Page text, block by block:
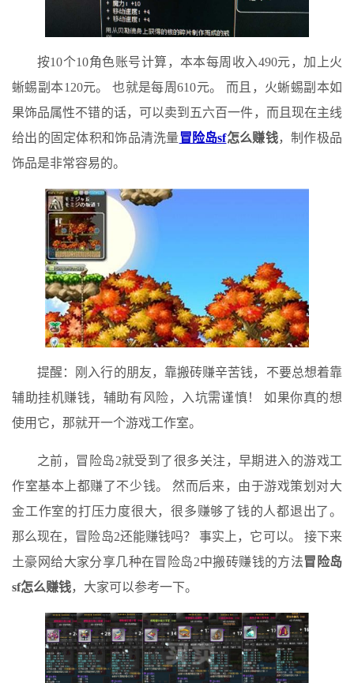
按10个10角色账号计算，本本每周收入490元，加上火
蜥蜴副本120元。 也就是每周610元。 而且，火蜥蜴副本如
果饰品属性不错的话，可以卖到五六百一件，而且现在主线
给出的固定体积和饰品清洗量冒险岛sf怎么赚钱，制作极品
饰品是非常容易的。
提醒：刚入行的朋友，靠搬砖赚辛苦钱，不要总想着靠
辅助挂机赚钱，辅助有风险，入坑需谨慎！ 如果你真的想
使用它，那就开一个游戏工作室。
之前，冒险岛2就受到了很多关注，早期进入的游戏工
作室基本上都赚了不少钱。 然而后来，由于游戏策划对大
金工作室的打压力度很大，很多赚够了钱的人都退出了。
那么现在，冒险岛2还能赚钱吗？ 事实上，它可以。 接下来
土豪网给大家分享几种在冒险岛2中搬砖赚钱的方法冒险岛
sf怎么赚钱，大家可以参考一下。